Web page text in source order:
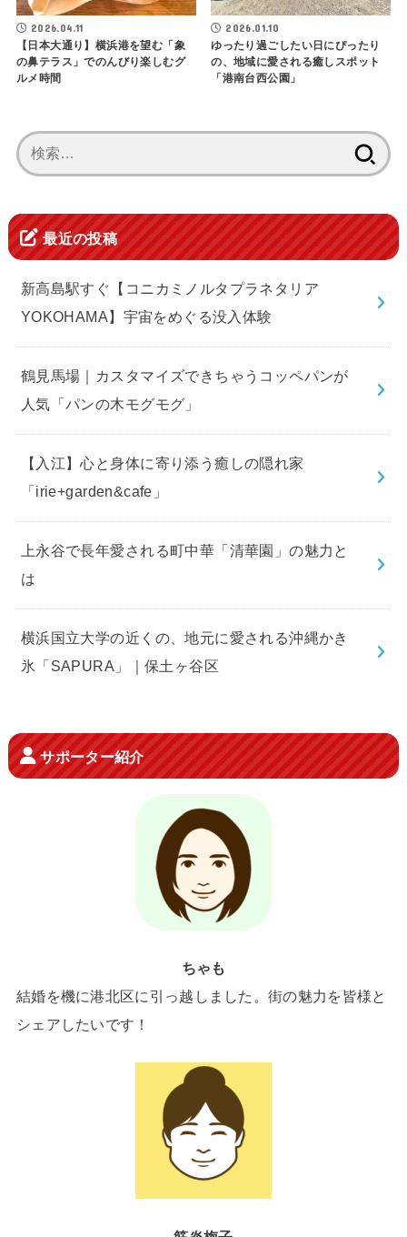
2026.04.11
【日本大通り】横浜港を望む「象
の鼻テラス」でのんびり楽しむグ
ルメ時間
2026.01.10
ゆったり過ごしたい日にぴったり
の、地域に愛される癒しスポット
「港南台西公園」
索:
最近の投稿
新高島駅すぐ【コニカミノルタプラネタリア
YOKOHAMA】宇宙をめぐる没入体験
鶴見馬場｜カスタマイズできちゃうコッペパンが
人気「パンの木モグモグ」
【入江】心と身体に寄り添う癒しの隠れ家
「irie+garden&cafe」
上永谷で長年愛される町中華「清華園」の魅力と
は
横浜国立大学の近くの、地元に愛される沖縄かき
氷「SAPURA」｜保土ヶ谷区
サポーター紹介
ちゃも
結婚を機に港北区に引っ越しました。街の魅力を皆様と
シェアしたいです！